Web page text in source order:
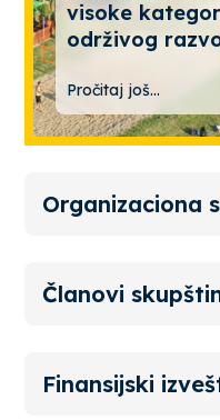
visoke
održivog
Pročitaj još...
Organizaciona
Članovi
Finansijski